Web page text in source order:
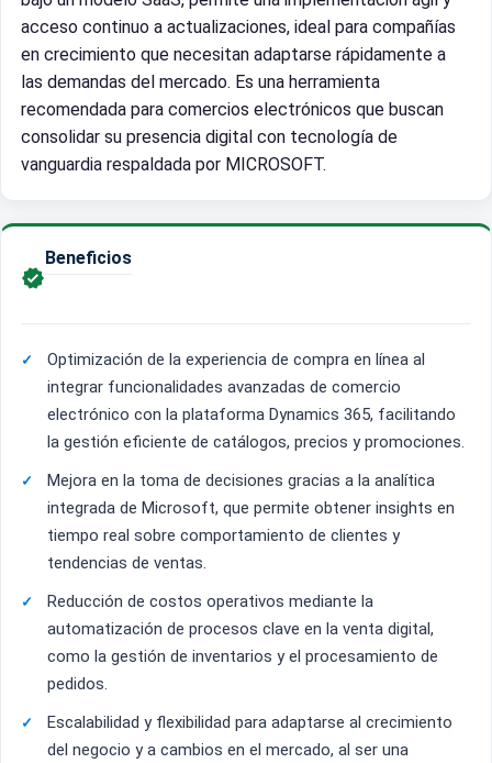
acceso continuo a actualizaciones, ideal para compañías
en crecimiento que necesitan adaptarse rápidamente a
las demandas del mercado. Es una herramienta
recomendada para comercios electrónicos que buscan
consolidar su presencia digital con tecnología de
vanguardia respaldada por MICROSOFT.

Beneficios
Optimización de la experiencia de compra en línea al
integrar funcionalidades avanzadas de comercio
electrónico con la plataforma Dynamics 365, facilitando
la gestión eficiente de catálogos, precios y promociones.
Mejora en la toma de decisiones gracias a la analítica
integrada de Microsoft, que permite obtener insights en
tiempo real sobre comportamiento de clientes y
tendencias de ventas.
Reducción de costos operativos mediante la
automatización de procesos clave en la venta digital,
como la gestión de inventarios y el procesamiento de
pedidos.
Escalabilidad y flexibilidad para adaptarse al crecimiento
del negocio y a cambios en el mercado, al ser una